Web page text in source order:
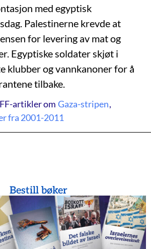
med egyptisk
Palestinerne krevde at
for levering av mat og
Egyptiske soldater skjøt i
klubber og vannkanoner for å
tilbake.
artikler om Gaza-stripen,
fra 2001-2011
Bestill bøker